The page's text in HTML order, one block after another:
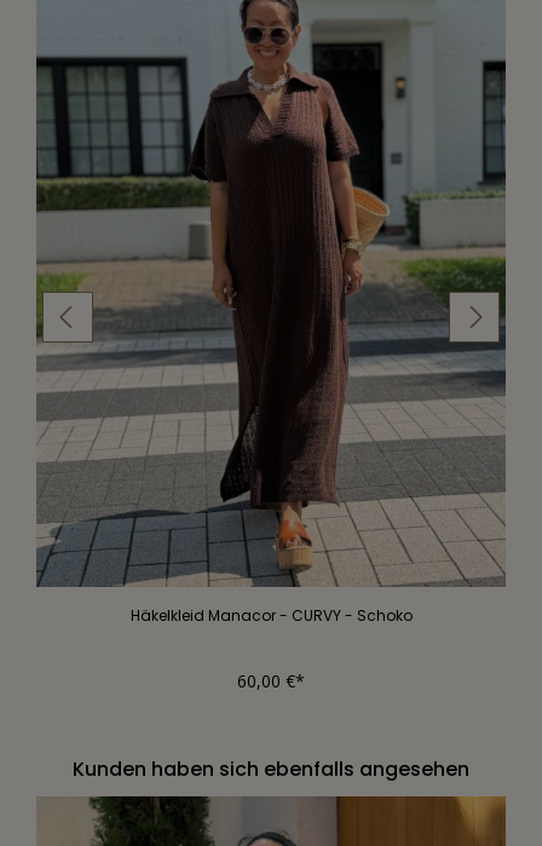
Häkelkleid Manacor - CURVY - Schoko
60,00 €*
Kunden haben sich ebenfalls angesehen